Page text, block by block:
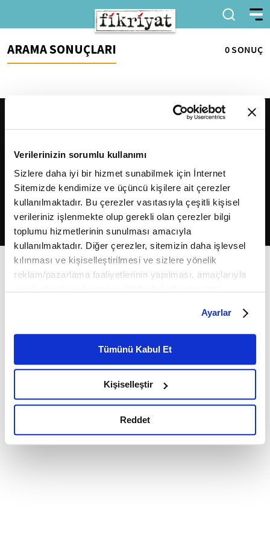
Verilerinizin sorumlu kullanımı
Sizlere daha iyi bir hizmet sunabilmek için İnternet
Sitemizde kendimize ve üçüncü kişilere ait çerezler
kullanılmaktadır. Bu çerezler vasıtasıyla çeşitli kişisel
verileriniz işlenmekte olup gerekli olan çerezler bilgi
toplumu hizmetlerinin sunulması amacıyla
kullanılmaktadır. Diğer çerezler, sitemizin daha işlevsel
kılınması ve kişiselleştirilmesi ve sizlere yönelik
reklam/pazarlama faaliyetlerinin yapılması, amaçlarıyla
belirleyebilirsiniz. Çerezlere ilişkin detaylı bilgi için
Ayarlar butonuna tıklayabilir,Çerez Bilgilendirme
Metnimizi ziyaret edebilirsiniz.
6698 sayılı Kişisel Verilerin Korunması Kanunu uyarınca
okumak ve sitemizi ziyaretiniz kapsamında
gerçekleştirilen veri işleme faaliyetleri ile ilgili daha
detaylı bilgi almak için lütfentıklayınız.
Ayarlar
Tümünü Kabul Et
Kişiselleştir
Reddet
ARAMA SONUÇLARI 0 SONUÇ
2026Fikriyat. Tüm hakları saklıdır.